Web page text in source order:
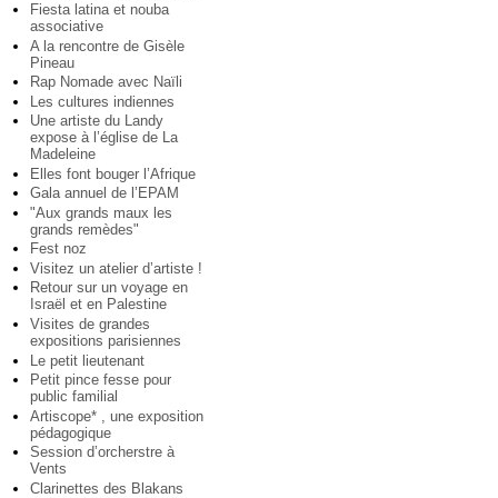
Fiesta latina et nouba
associative
A la rencontre de Gisèle
Pineau
Rap Nomade avec Naïli
Les cultures indiennes
Une artiste du Landy
expose à l’église de La
Madeleine
Elles font bouger l’Afrique
Gala annuel de l’EPAM
"Aux grands maux les
grands remèdes"
Fest noz
Visitez un atelier d’artiste !
Retour sur un voyage en
Israël et en Palestine
Visites de grandes
expositions parisiennes
Le petit lieutenant
Petit pince fesse pour
public familial
Artiscope* , une exposition
pédagogique
Session d’orcherstre à
Vents
Clarinettes des Blakans